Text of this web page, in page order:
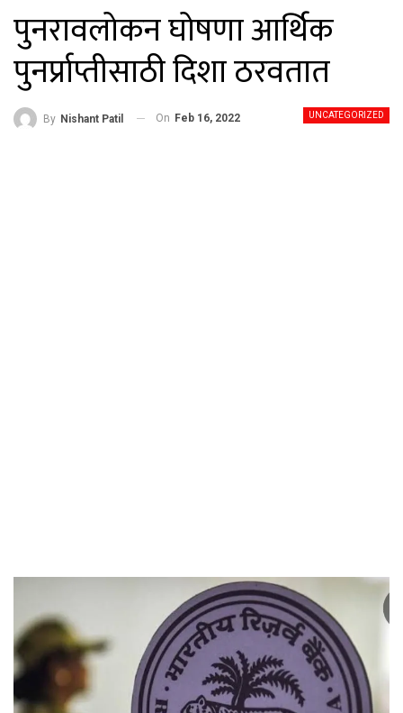
पुनरावलोकन घोषणा आर्थिक
पुनर्प्राप्तीसाठी दिशा ठरवतात
UNCATEGORIZED
By Nishant Patil On Feb 16, 2022